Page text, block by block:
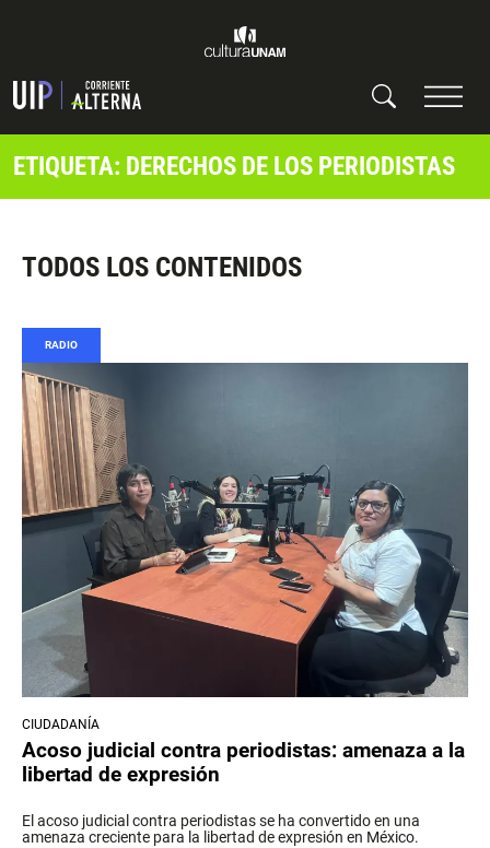
ETIQUETA: DERECHOS DE LOS PERIODISTAS
TODOS LOS CONTENIDOS
RADIO
CIUDADANÍA
Acoso judicial contra periodistas: amenaza a la
libertad de expresión
El acoso judicial contra periodistas se ha convertido en una
amenaza creciente para la libertad de expresión en México.